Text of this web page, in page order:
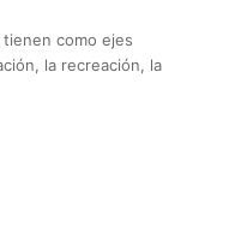
como ejes
la recreación, la